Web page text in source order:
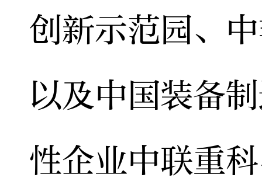
创新示范园、
以及中国装备
性企业中联重